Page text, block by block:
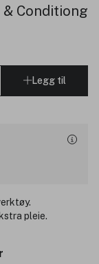
Conditiong
Legg til
pleie.